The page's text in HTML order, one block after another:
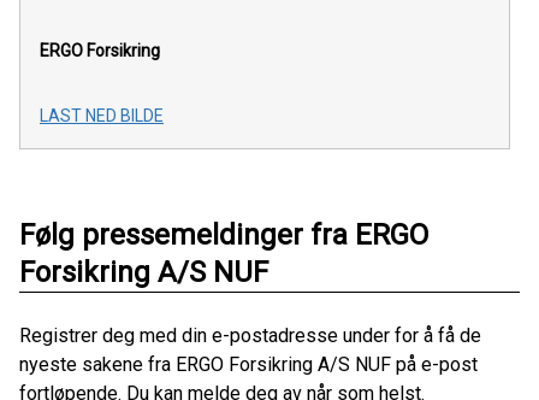
ERGO Forsikring
LAST NED BILDE
Følg pressemeldinger fra ERGO
Forsikring A/S NUF
Registrer deg med din e-postadresse under for å få de
nyeste sakene fra ERGO Forsikring A/S NUF på e-post
fortløpende. Du kan melde deg av når som helst.